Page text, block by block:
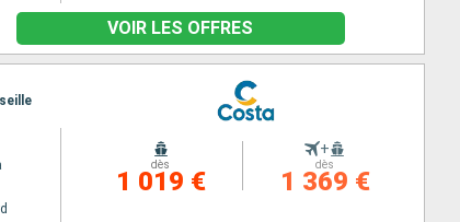
VOIR LES OFFRES
dès
1 019 €
+
dès
1 369 €